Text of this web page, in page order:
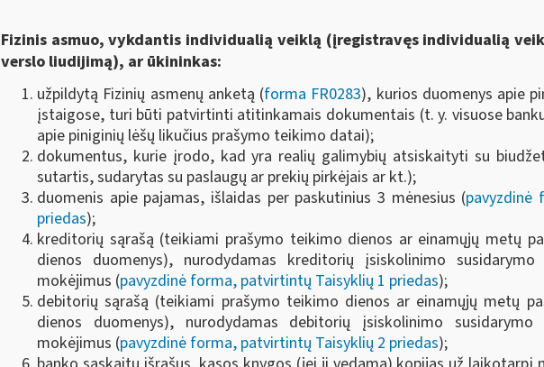
Fizinis asmuo, vykdantis individualią veiklą (įregistravęs individualią
verslo liudijimą), ar ūkininkas:
užpildytą Fizinių asmenų anketą (forma FR0283), kurios duomenys apie
įstaigose, turi būti patvirtinti atitinkamais dokumentais (t. y. visuose
apie piniginių lėšų likučius prašymo teikimo datai);
dokumentus, kurie įrodo, kad yra realių galimybių atsiskaityti su
sutartis, sudarytas su paslaugų ar prekių pirkėjais ar kt.);
duomenis apie pajamas, išlaidas per paskutinius 3 mėnesius (pavyzdinė
priedas);
kreditorių sąrašą (teikiami prašymo teikimo dienos ar einamųjų metų
dienos duomenys), nurodydamas kreditorių įsiskolinimo
mokėjimus (pavyzdinė forma, patvirtintų Taisyklių 1 priedas);
debitorių sąrašą (teikiami prašymo teikimo dienos ar einamųjų metų
dienos duomenys), nurodydamas debitorių įsiskolinimo susidarymo
mokėjimus (pavyzdinė forma, patvirtintų Taisyklių 2 priedas);